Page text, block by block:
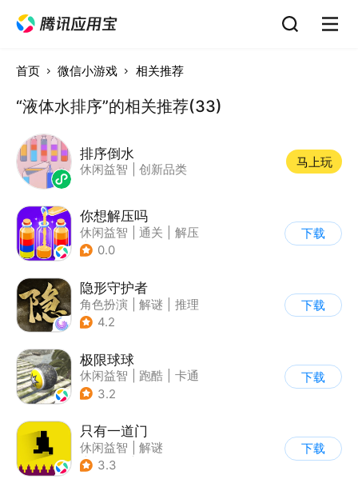
首页 微信小游戏 相关推荐
“液体水排序”的相关推荐(33)
排序倒水
休闲益智 创新品类
马上玩
你想解压吗
休闲益智 通关
解压
| 卡通
0.0
下载
隐形守护者
角色扮演 解谜
推理
| 端游移植
4.2
下载
极限球球
休闲益智 跑酷
卡通
3.2
下载
只有一道门
休闲益智
解谜
| 像素风
3.3
下载